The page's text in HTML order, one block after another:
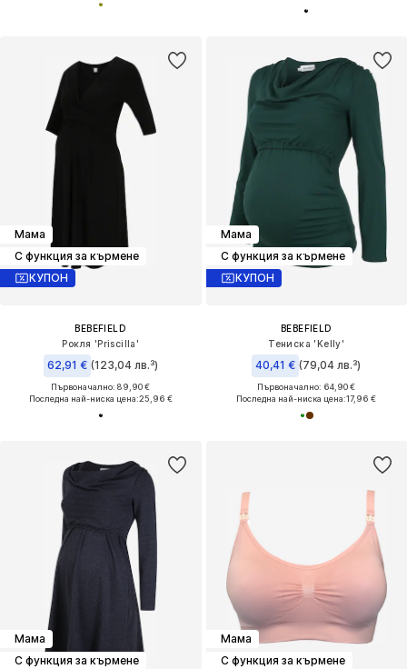
Мама
С функция за кърмене
КУПОН
BEBEFIELD
Рокля 'Priscilla'
62,91 € (123,04 лв.³)
Първоначално: 89,90 €
Последна най-ниска цена:25,96 €
Мама
С функция за кърмене
КУПОН
BEBEFIELD
Тениска 'Kelly'
40,41 € (79,04 лв.³)
Първоначално: 64,90 €
Последна най-ниска цена:17,96 €
Мама
С функция за кърмене
Мама
С функция за кърмене